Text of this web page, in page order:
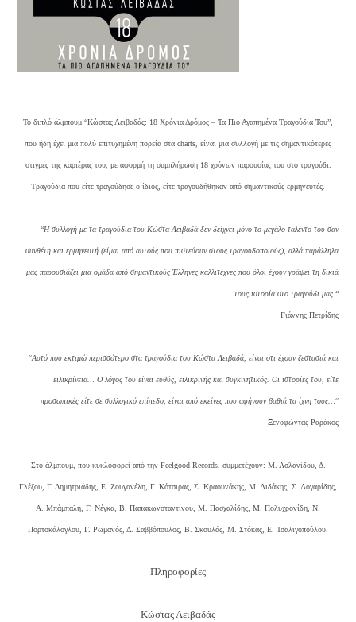
Το διπλό άλμπουμ “Κώστας Λειβαδάς: 18 Χρόνια Δρόμος – Τα Πιο Αγαπημένα Τραγούδια Του”,
που ήδη έχει μια πολύ επιτυχημένη πορεία στα charts, είναι μια συλλογή με τις σημαντικότερες
στιγμές της καριέρας του, με αφορμή τη συμπλήρωση 18 χρόνων παρουσίας του στο τραγούδι.
Τραγούδια που είτε τραγούδησε ο ίδιος, είτε τραγουδήθηκαν από σημαντικούς ερμηνευτές.
“Η συλλογή με τα τραγούδια του Κώστα Λειβαδά δεν δείχνει μόνο το μεγάλο ταλέντο του σαν
συνθέτη και ερμηνευτή (είμαι από αυτούς που πιστεύουν στους τραγουδοποιούς), αλλά παράλληλα
μας παρουσιάζει μια ομάδα από σημαντικούς Έλληνες καλλιτέχνες που όλοι έχουν γράψει τη δικιά
τους ιστορία στο τραγούδι μας. “
Γιάννης Πετρίδης
“Αυτό που εκτιμώ περισσότερο στα τραγούδια του Κώστα Λειβαδά, είναι ότι έχουν ζεστασιά και
ειλικρίνεια… Ο λόγος του είναι ευθύς, ειλικρινής και συγκινητικός. Οι ιστορίες του, είτε
προσωπικές είτε σε συλλογικό επίπεδο, είναι από εκείνες που αφήνουν βαθιά τα ίχνη τους… “
Ξενοφώντας Ραράκος
Στο άλμπουμ, που κυκλοφορεί από την Feelgood Records, συμμετέχουν: Μ. Ασλανίδου, Δ.
Γλέζου, Γ. Δημητριάδης, Ε. Ζουγανέλη, Γ. Κότσιρας, Σ. Κραουνάκης, Μ. Λιδάκης, Σ. Λογαρίδης,
Α. Μπάμπαλη, Γ. Νέγκα, Β. Παπακωνσταντίνου, Μ. Πασχαλίδης, Μ. Πολυχρονίδη, Ν.
Πορτοκάλογλου, Γ. Ρωμανός, Δ. Σαββόπουλος, Β. Σκουλάς, Μ. Στόκας, Ε. Τσαλιγοπούλου.
Πληροφορίες
Κώστας Λειβαδάς